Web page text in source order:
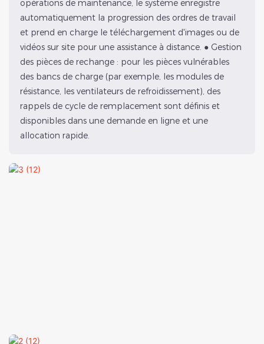
opérations de maintenance, le système enregistre
automatiquement la progression des ordres de travail
et prend en charge le téléchargement d'images ou de
vidéos sur site pour une assistance à distance. ● Gestion
des pièces de rechange : pour les pièces vulnérables
des bancs de charge (par exemple, les modules de
résistance, les ventilateurs de refroidissement), des
rappels de cycle de remplacement sont définis et
disponibles dans une demande en ligne et une
allocation rapide.